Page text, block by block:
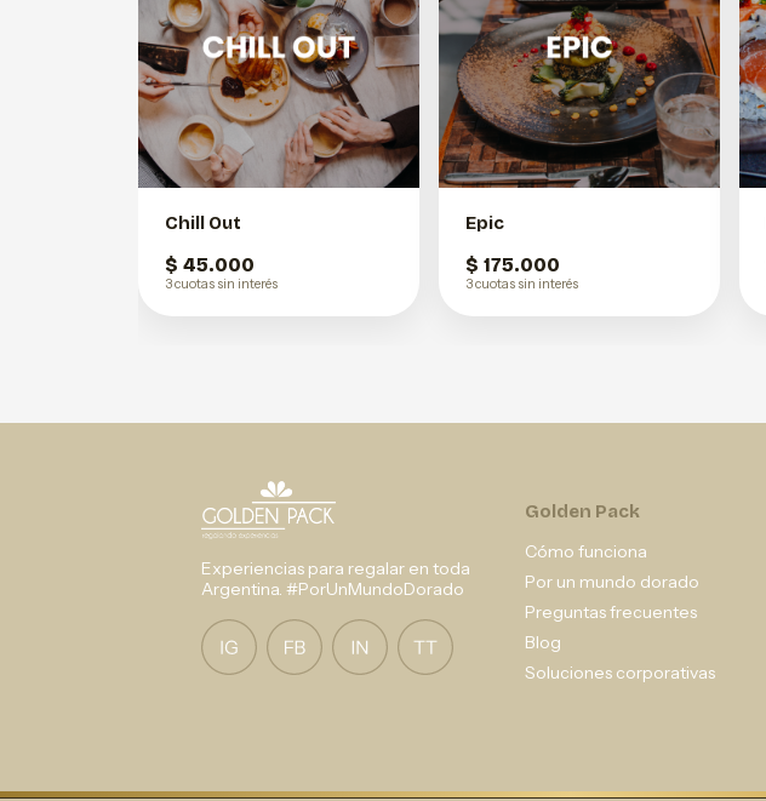
Chill Out
$ 45.000
3 cuotas sin interés
Epic
$ 175.000
3 cuotas sin interés
Experiencias para regalar en toda
Argentina. #PorUnMundoDorado
Golden Pack
Cómo funciona
Por un mundo dorado
Preguntas frecuentes
Blog
Soluciones corporativas